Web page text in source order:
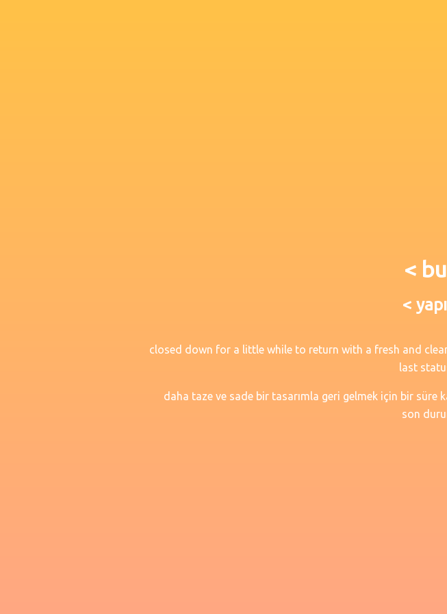
<
<
closed down for a little while to return with a fresh and
last
daha taze ve sade bir tasarımla geri gelmek için bir süre
son